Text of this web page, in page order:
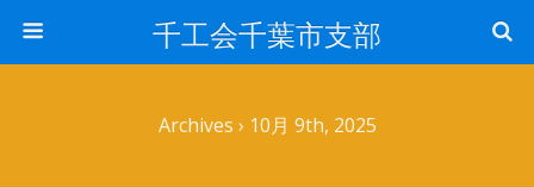
千工会千葉市支部
Archives › 10月 9th, 2025